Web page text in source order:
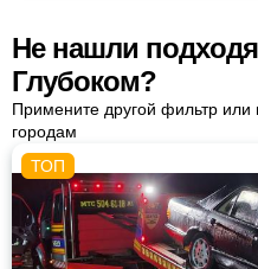
Не нашли
Глубоком?
Примените другой фильтр или
городам